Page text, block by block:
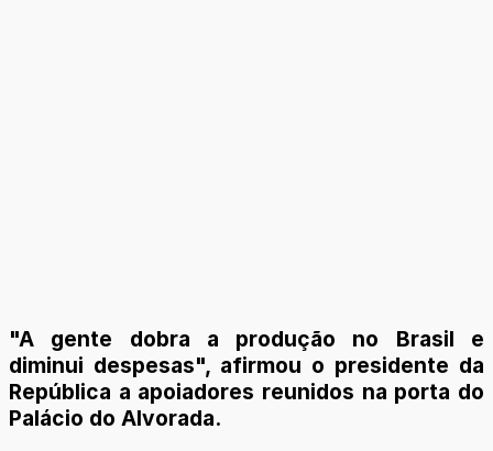
"A gente dobra a produção no Brasil e
diminui despesas", afirmou o presidente da
República a apoiadores reunidos na porta do
Palácio do Alvorada.